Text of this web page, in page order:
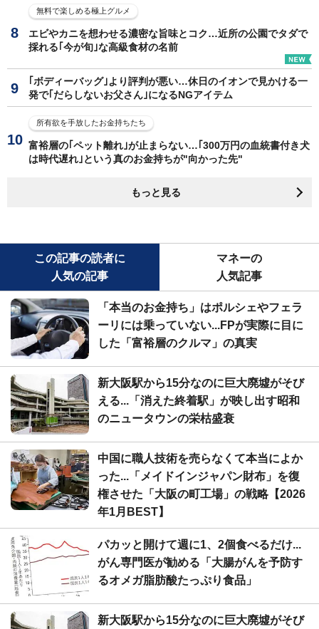
無料で楽しめる極上グルメ
エビやカニを想わせる濃密な旨味とコク…近所の公園でタダで
採れる｢今が旬｣な高級食材の名前
｢ボディーバッグ｣より評判が悪い…休日のイオンで見かける一
発で｢だらしないお父さん｣になるNGアイテム
所有欲を手放したお金持ちたち
富裕層の｢ペット離れ｣が止まらない…｢300万円の血統書付き犬
は時代遅れ｣という真のお金持ちが"向かった先"
もっと見る
この記事の読者に
人気の記事
マネーの
人気記事
「本当のお金持ち」はポルシェやフェラ
ーリには乗っていない...FPが実際に目に
した「富裕層のクルマ」の真実
新大阪駅から15分なのに巨大廃墟がそび
える...「消えた終着駅」が映し出す昭和
のニュータウンの栄枯盛衰
中国に職人技術を売らなくて本当によか
った...「メイドインジャパン財布」を復
権させた「大阪の町工場」の戦略【2026
年1月BEST】
パカッと開けて週に1、2個食べるだけ...
がん専門医が勧める「大腸がんを予防す
るオメガ脂肪酸たっぷり食品」
新大阪駅から15分なのに巨大廃墟がそび